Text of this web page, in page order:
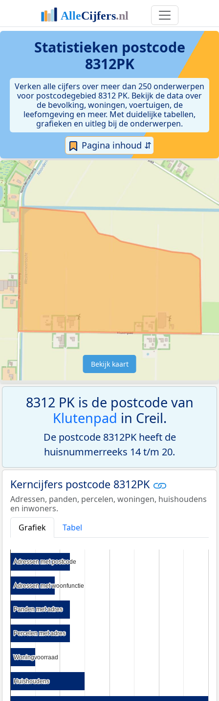
Statistieken postcode
8312PK
Verken alle cijfers over meer dan 250 onderwerpen
voor postcodegebied 8312 PK. Bekijk de data over
de bevolking, woningen, voertuigen, de
leefomgeving en meer. Met duidelijke tabellen,
grafieken en uitleg bij de onderwerpen.
Pagina inhoud ⇵
Bekijk kaart
8312 PK is de postcode van
Klutenpad in Creil.
De postcode 8312PK heeft de
huisnummerreeks 14 t/m 20.
Kerncijfers postcode 8312PK
Adressen, panden, percelen, woningen, huishoudens
en inwoners.
Grafiek
Tabel
Adressen met postcode
Adressen met postcode
Adressen met woonfunctie
Adressen met woonfunctie
Panden met adres
Panden met adres
Percelen met adres
Percelen met adres
Woningvoorraad
Woningvoorraad
Huishoudens
Huishoudens